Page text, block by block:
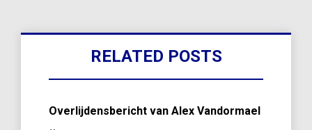
RELATED POSTS
Overlijdensbericht van Alex Vandormael